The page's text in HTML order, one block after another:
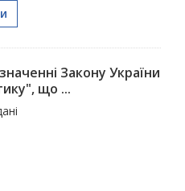
Закону України
що ...